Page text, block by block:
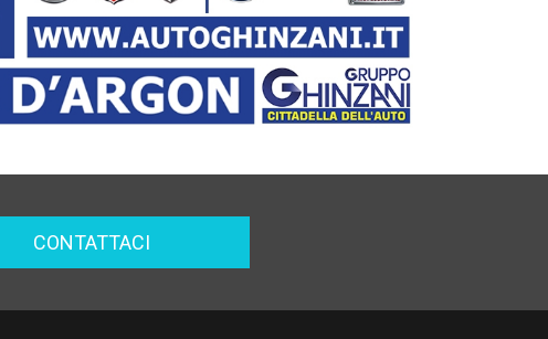
CONTATTACI